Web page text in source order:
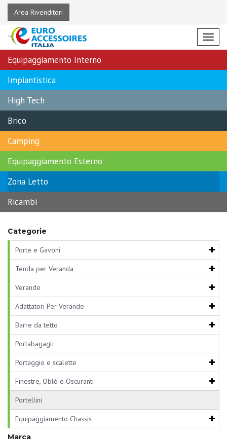
Area Rivenditori
Menu
Equipaggiamento Interno
Impiantistica
High Tech
Brico
Camping
Equipaggiamento Esterno
Zona Letto
Ricambi
Categorie
Porte e Gavoni
Tenda per Veranda
Verande
Adattatori Per Verande
Barre da tetto
Portabagagli
Portaggio e scalette
Finestre, Oblò e Oscuranti
Portellini
Equipaggiamento Chassis
Marca